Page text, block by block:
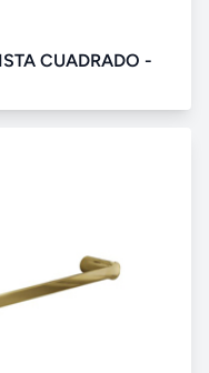
CUADRADO -